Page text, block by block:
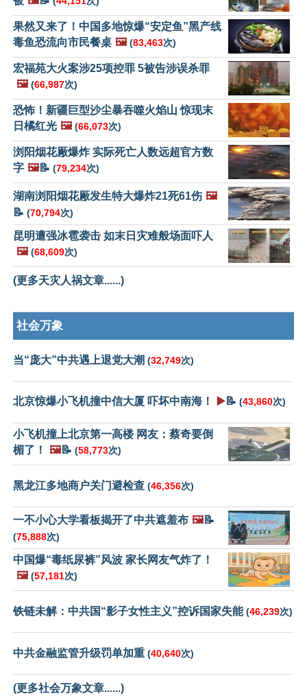
果然又来了！中国多地惊爆“安定鱼”黑产线
毒鱼恐流向市民餐桌 🖼️ (83,463次)
宏福苑大火案涉25项控罪 5被告涉误杀罪
🖼️ (66,987次)
恐怖！新疆巨型沙尘暴吞噬火焰山 惊现末
日橘红光 🖼️ (66,073次)
浏阳烟花厰爆炸 实际死亡人数远超官方数
字 🖼️📝 (79,234次)
湖南浏阳烟花厰发生特大爆炸21死61伤 🖼️
📝 (70,794次)
昆明遭强冰雹袭击 如末日灾难般场面吓人
🖼️ (68,609次)
(更多天灾人祸文章......)
社会万象
当“庞大”中共遇上退党大潮 (32,749次)
北京惊爆小飞机撞中信大厦 吓坏中南海！ ▶️📝 (43,860次)
小飞机撞上北京第一高楼 网友：蔡奇要倒
楣了！
🖼️📝 (58,773次)
黑龙江多地商户关门避检查 (46,356次)
一不小心大学看板揭开了中共遮羞布 🖼️📝
(75,888次)
中国爆“毒纸尿裤”风波 家长网友气炸了！
🖼️ (57,181次)
铁链未解：中共国“影子女性主义”控诉国家失能(46,239次)
中共金融监管升级罚单加重 (40,640次)
(更多社会万象文章......)